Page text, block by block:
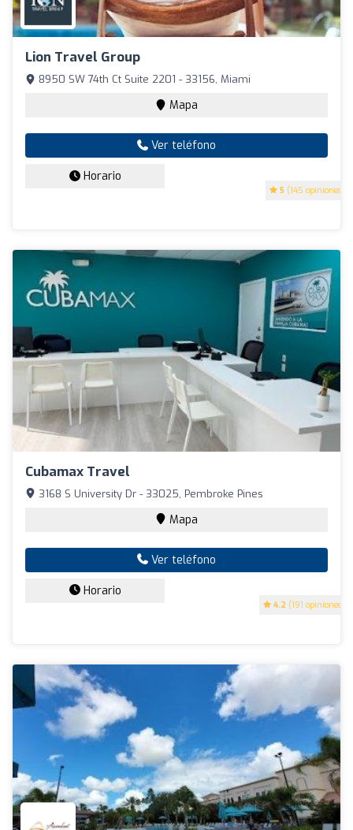
Lion Travel Group
5 (145 opiniones)
8950 SW 74th Ct Suite 2201 - 33156, Miami
Mapa
Ver teléfono
Horario
Cubamax Travel
4.2 (191 opiniones)
3168 S University Dr - 33025, Pembroke Pines
Mapa
Ver teléfono
Horario